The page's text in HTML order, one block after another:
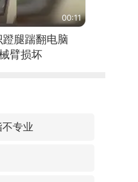
00:11
腿踹翻电脑
臂损坏
专业